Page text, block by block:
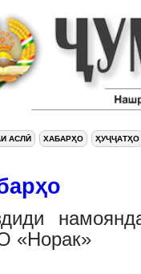
АСЛӢ ХАБАРҲО ҲУҶҶАТҲО
«Норак»